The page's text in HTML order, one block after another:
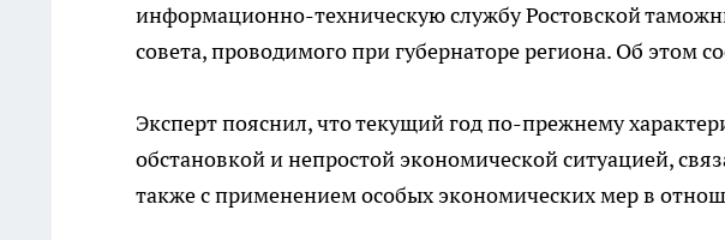
информационно-техническую службу Ростовской
совета, проводимого при губернаторе региона. Об этом
Эксперт пояснил, что текущий год по-прежнему
обстановкой и непростой экономической ситуацией,
также с применением особых экономических мер в